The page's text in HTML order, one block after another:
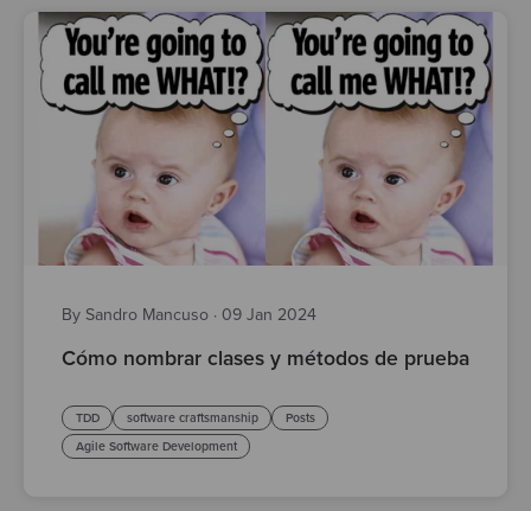
By Sandro Mancuso · 09 Jan 2024
Cómo nombrar clases y métodos de prueba
TDD software craftsmanship
Posts
Agile Software Development